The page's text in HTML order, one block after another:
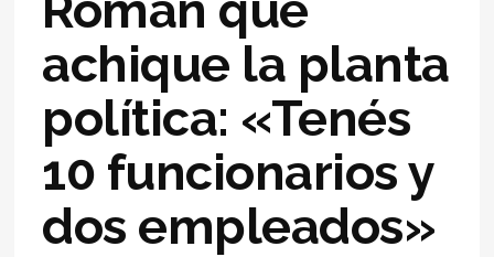
achique la planta
política: «Tenés
10 funcionarios y
dos empleados»